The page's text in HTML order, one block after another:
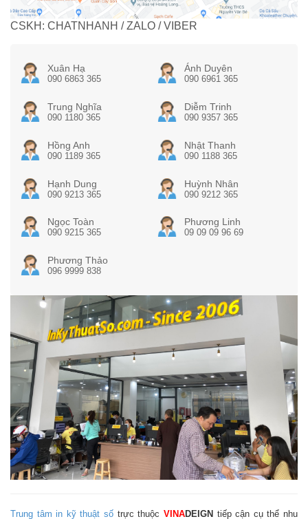
CSKH: CHATNHANH / ZALO / VIBER
Xuân Hạ
090 6863 365
Ánh Duyên
090 6961 365
Trung Nghĩa
090 1180 365
Diễm Trinh
090 9357 365
Hồng Anh
090 1189 365
Nhật Thanh
090 1188 365
Hạnh Dung
090 9213 365
Huỳnh Nhân
090 9212 365
Ngọc Toàn
090 9215 365
Phương Linh
09 09 09 96 69
Phương Thảo
096 9999 838
Trung tâm in kỹ thuật số trực thuộc VINADEIGN tiếp cận cụ thể nhu